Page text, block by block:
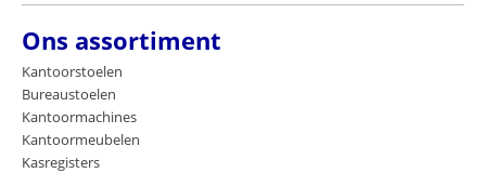
Ons assortiment
Kantoorstoelen
Bureaustoelen
Kantoormachines
Kantoormeubelen
Kasregisters